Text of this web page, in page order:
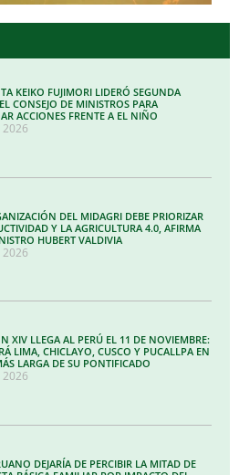
KEIKO FUJIMORI LIDERÓ SEGUNDA
CONSEJO DE MINISTROS PARA
ACCIONES FRENTE A EL NIÑO
2026
DEL MIDAGRI DEBE PRIORIZAR
Y LA AGRICULTURA 4.0, AFIRMA
HUBERT VALDIVIA
2026
XIV LLEGA AL PERÚ EL 11 DE NOVIEMBRE:
LIMA, CHICLAYO, CUSCO Y PUCALLPA EN
LARGA DE SU PONTIFICADO
2026
DEJARÍA DE PERCIBIR LA MITAD DE